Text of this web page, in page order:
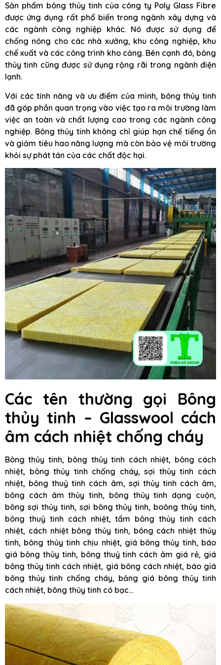
Sản phẩm bông thủy tinh của công ty Poly Glass Fibre
được ứng dụng rất phổ biến trong ngành xây dựng và
các ngành công nghiệp khác. Nó được sử dụng để
chống nóng cho các nhà xưởng, khu công nghiệp, khu
chế xuất và các công trình kho cảng. Bên cạnh đó, bông
thủy tinh cũng được sử dụng rộng rãi trong ngành điện
lạnh.
Với các tính năng và ưu điểm của mình, bông thủy tinh
đã góp phần quan trọng vào việc tạo ra môi trường làm
việc an toàn và chất lượng cao trong các ngành công
nghiệp. Bông thủy tinh không chỉ giúp hạn chế tiếng ồn
và giảm tiêu hao năng lượng mà còn bảo vệ môi trường
khỏi sự phát tán của các chất độc hại.
Các tên thường gọi Bông
thủy tinh – Glasswool cách
âm cách nhiệt chống cháy
Bông thủy tinh, bông thủy tinh cách nhiệt, bông cách
nhiệt, bông thủy tinh chống cháy, sợi thủy tinh cách
nhiệt, bông thuỷ tinh cách âm, sợi thủy tinh cách âm,
bông cách âm thủy tinh, bông thủy tinh dạng cuộn,
bông sợi thủy tinh, sợi bông thủy tinh, boông thủy tinh,
bông thuỷ tinh cách nhiệt, tấm bông thủy tinh cách
nhiệt, cách nhiệt bông thủy tinh, bông cách nhiệt thủy
tinh, bông thủy tinh chịu nhiệt, giá bông thủy tinh, báo
giá bông thủy tinh, bông thuỷ tinh cách âm giá rẻ, giá
bông thủy tinh cách nhiệt, giá bông cách nhiệt, báo giá
bông thủy tinh chống cháy, bảng giá bông thủy tinh
cách nhiệt, bông thủy tinh có bạc…